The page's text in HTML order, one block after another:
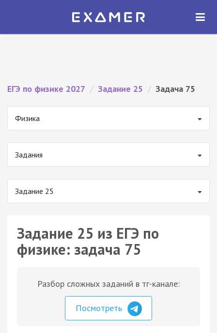
Экзамер — ЕГЭ 2027
ОТКРЫТЬ
ЕГЭ по физике 2027 / Задание 25 / Задача 75
Физика
Задания
Задание 25
Задание 25 из ЕГЭ по
физике: задача 75
Разбор сложных заданий в тг-канале:
Посмотреть